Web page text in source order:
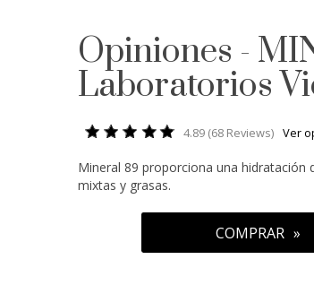
Opiniones -
Laboratorios
4.89 (68 Reviews) Ver
Mineral 89 proporciona una hidratación
mixtas y grasas.
COMPRAR